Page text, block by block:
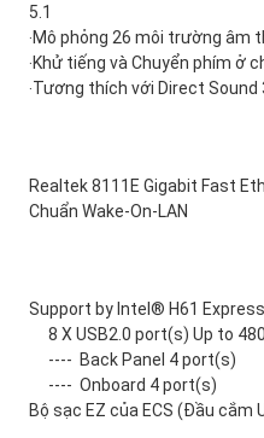
5.1
‧Mô phỏng 26 môi trường âm
‧Khử tiếng và Chuyển phím ở
‧Tương thích với Direct Sound
Realtek 8111E Gigabit Fast
Chuẩn Wake-On-LAN
Support by Intel® H61
8 X USB2.0 port(s) Up to
---- Back Panel 4 port(s)
---- Onboard 4 port(s)
Bộ sạc EZ của ECS (Đầu cắm